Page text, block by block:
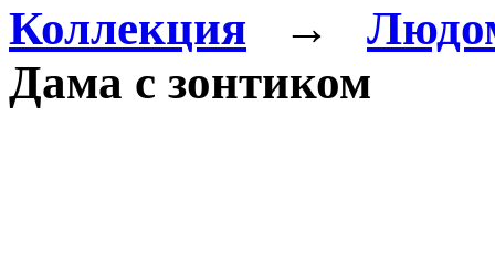
Коллекция →
Дама с зонтиком